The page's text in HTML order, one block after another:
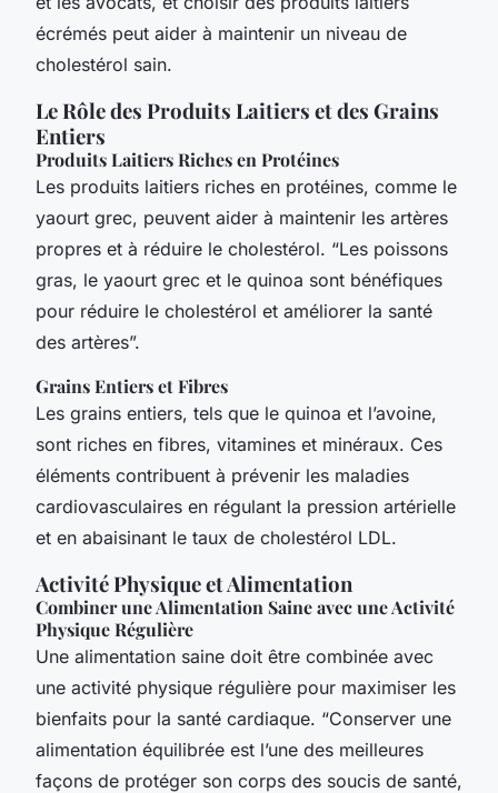
écrémés peut aider à maintenir un niveau de
cholestérol sain.
Le Rôle des Produits Laitiers et des Grains
Entiers
Produits Laitiers Riches en Protéines
Les produits laitiers riches en protéines, comme le
yaourt grec, peuvent aider à maintenir les artères
propres et à réduire le cholestérol. “Les poissons
gras, le yaourt grec et le quinoa sont bénéfiques
pour réduire le cholestérol et améliorer la santé
des artères”.
Grains Entiers et Fibres
Les grains entiers, tels que le quinoa et l’avoine,
sont riches en fibres, vitamines et minéraux. Ces
éléments contribuent à prévenir les maladies
cardiovasculaires en régulant la pression artérielle
et en abaisinant le taux de cholestérol LDL.
Activité Physique et Alimentation
Combiner une Alimentation Saine avec une Activité
Physique Régulière
Une alimentation saine doit être combinée avec
une activité physique régulière pour maximiser les
bienfaits pour la santé cardiaque. “Conserver une
alimentation équilibrée est l’une des meilleures
façons de protéger son corps des soucis de santé,